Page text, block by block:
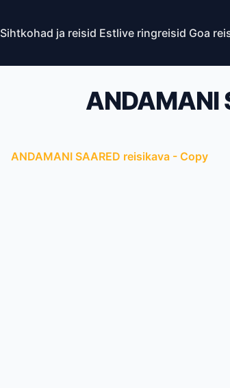
Sihtkohad ja reisid Estlive ringreisid Goa
ANDAMANI
ANDAMANI SAARED reisikava - Copy